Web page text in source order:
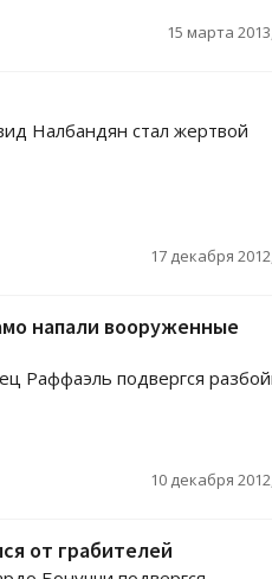
15 марта
Налбандян стал жертвой
17 декабря
напали вооруженные
Раффаэль подвергся
10 декабря
от грабителей